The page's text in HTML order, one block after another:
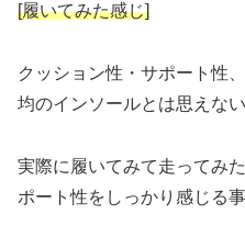
[履いてみた感じ]
クッション性・サポート性
均のインソールとは思えない
実際に履いてみて走ってみ
ポート性をしっかり感じる